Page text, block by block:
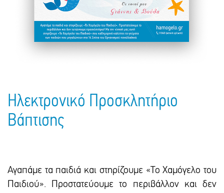
Πακέτα Δώρων
Σακούλες
Τσάντες - Ποδιές - Ομπρέλες
Παιδικό Πάρτι
Ημερολόγια - Ατζέντες
Γραφική Ύλη
Ηλεκτρονικό Προσκλητήριο
Βάπτισης
Αγαπάμε τα παιδιά και στηρίζουμε «Το Χαμόγελο του
Παιδιού». Προστατεύουμε το περιβάλλον και δεν